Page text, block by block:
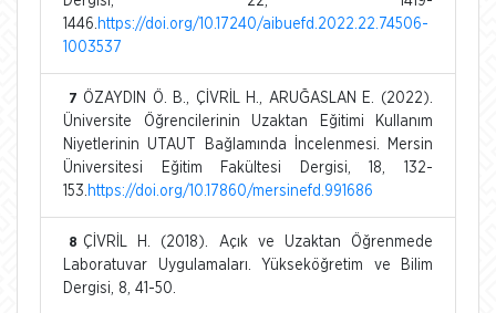
1446. https://doi.org/10.17240/aibuefd.2022.22.74506-
1003537
7 ÖZAYDIN Ö. B., ÇİVRİL H., ARUĞASLAN E. (2022).
Üniversite Öğrencilerinin Uzaktan Eğitimi Kullanım
Niyetlerinin UTAUT Bağlamında İncelenmesi. Mersin
Üniversitesi Eğitim Fakültesi Dergisi, 18, 132-
153. https://doi.org/10.17860/mersinefd.991686
8 ÇİVRİL H. (2018). Açık ve Uzaktan Öğrenmede
Laboratuvar Uygulamaları. Yükseköğretim ve Bilim
Dergisi, 8, 41-50.